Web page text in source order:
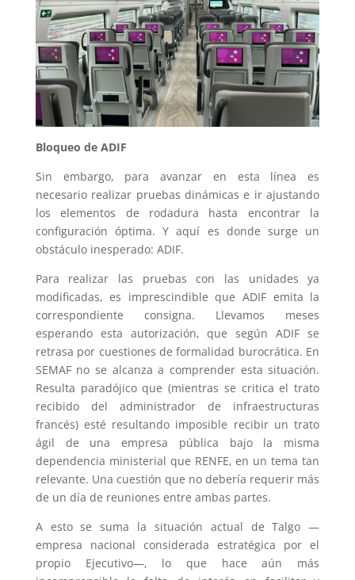
Bloqueo de ADIF
Sin embargo, para avanzar en esta línea es
necesario realizar pruebas dinámicas e ir ajustando
los elementos de rodadura hasta encontrar la
configuración óptima. Y aquí es donde surge un
obstáculo inesperado: ADIF.
Para realizar las pruebas con las unidades ya
modificadas, es imprescindible que ADIF emita la
correspondiente consigna. Llevamos meses
esperando esta autorización, que según ADIF se
retrasa por cuestiones de formalidad burocrática. En
SEMAF no se alcanza a comprender esta situación.
Resulta paradójico que (mientras se critica el trato
recibido del administrador de infraestructuras
francés) esté resultando imposible recibir un trato
ágil de una empresa pública bajo la misma
dependencia ministerial que RENFE, en un tema tan
relevante. Una cuestión que no debería requerir más
de un día de reuniones entre ambas partes.
A esto se suma la situación actual de Talgo —
empresa nacional considerada estratégica por el
propio Ejecutivo—, lo que hace aún más